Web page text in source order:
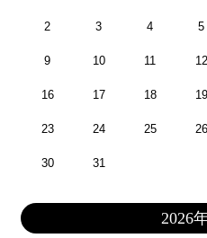
2 3 4 5
9 10 11 12
16 17 18 19
23 24 25 26
30 31
2026